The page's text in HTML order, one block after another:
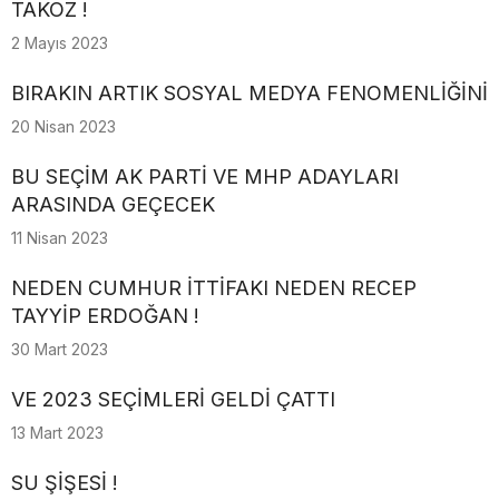
TAKOZ !
2 Mayıs 2023
BIRAKIN ARTIK SOSYAL MEDYA FENOMENLİĞİNİ
20 Nisan 2023
BU SEÇİM AK PARTİ VE MHP ADAYLARI
ARASINDA GEÇECEK
11 Nisan 2023
NEDEN CUMHUR İTTİFAKI NEDEN RECEP
TAYYİP ERDOĞAN !
30 Mart 2023
VE 2023 SEÇİMLERİ GELDİ ÇATTI
13 Mart 2023
SU ŞİŞESİ !